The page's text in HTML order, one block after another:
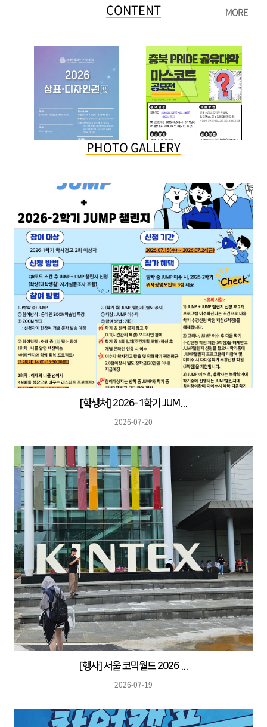
CONTENT MORE
PHOTO GALLERY
[학생처] 2026-1학기 JUM...
2026-07-20
[행사] 서울 코믹월드 2026 ...
2026-07-19